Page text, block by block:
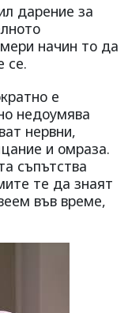
дарение за
начин то да
се.
е
недоумява
нервни,
и омраза.
съпътства
те да знаят
във време,